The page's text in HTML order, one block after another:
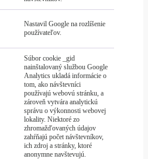
Nastavil Google na rozlíšenie
používateľov.
Súbor cookie _gid
nainštalovaný službou Google
Analytics ukladá informácie o
tom, ako návštevníci
používajú webovú stránku, a
zároveň vytvára analytickú
správu o výkonnosti webovej
lokality. Niektoré zo
zhromažďovaných údajov
zahŕňajú počet návštevníkov,
ich zdroj a stránky, ktoré
anonymne navštevujú.